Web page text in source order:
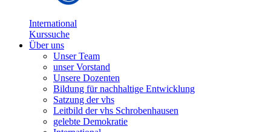
International
Kurssuche
Über uns
Unser Team
unser Vorstand
Unsere Dozenten
Bildung für nachhaltige Entwicklung
Satzung der vhs
Leitbild der vhs Schrobenhausen
gelebte Demokratie